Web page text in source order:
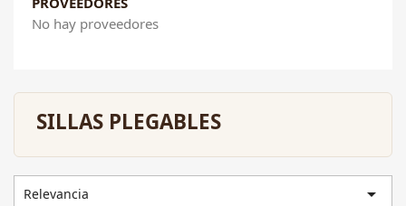
No hay proveedores
SILLAS PLEGABLES
Relevancia 